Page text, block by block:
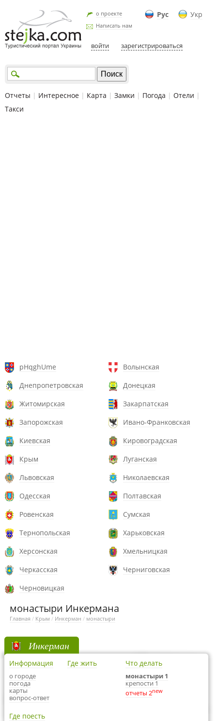
Рус Укр
о проекте
Написать нам
войти зарегистрироваться
Отчеты | Интересное | Карта | Замки | Погода | Отели |
Такси
pHqghUme
Волынская
Днепропетровская
Донецкая
Житомирская
Закарпатская
Запорожская
Ивано-Франковская
Киевская
Кировоградская
Крым
Луганская
Львовская
Николаевская
Одесская
Полтавская
Ровенская
Сумская
Тернопольская
Харьковская
Херсонская
Хмельницкая
Черкасская
Черниговская
Черновицкая
монастыри Инкермана
Главная / Крым / Инкерман / монастыри
Инкерман
Информация
о городе
погода
карты
вопрос-ответ
Где жить Что делать
монастыри 1
крепости 1
отчеты 2new
Где поесть